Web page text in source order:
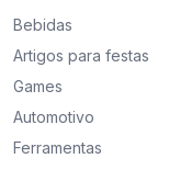
Bebidas
Artigos para festas
Games
Automotivo
Ferramentas